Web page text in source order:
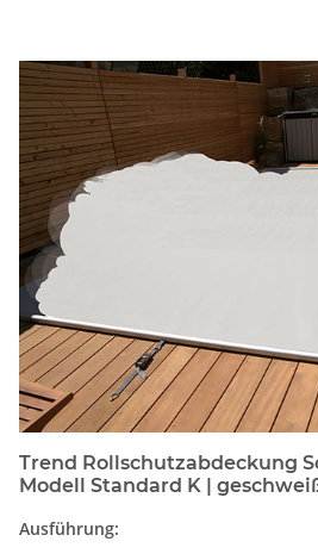
Trend Rollschutzabdeckung
Modell Standard K |
Ausführung: